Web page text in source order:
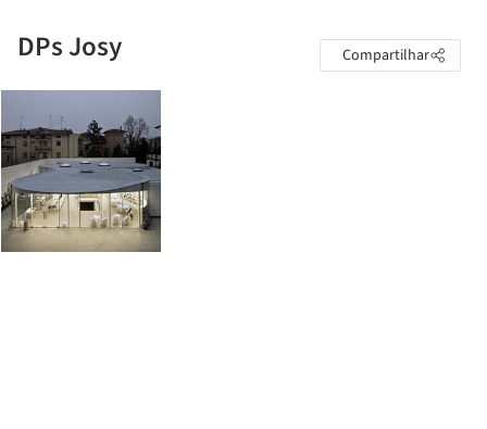
DPs Josy Compartilhar